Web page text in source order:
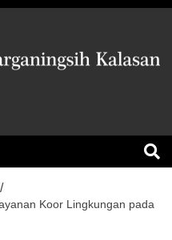
Koor Lingkungan pada